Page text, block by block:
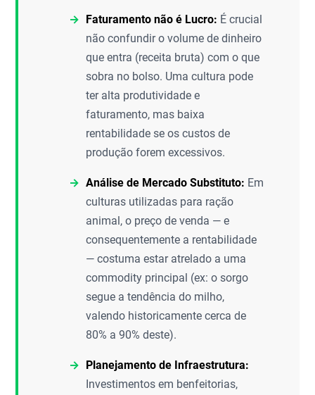
Faturamento não é Lucro: É crucial
não confundir o volume de dinheiro
que entra (receita bruta) com o que
sobra no bolso. Uma cultura pode
ter alta produtividade e
faturamento, mas baixa
rentabilidade se os custos de
produção forem excessivos.
Análise de Mercado Substituto: Em
culturas utilizadas para ração
animal, o preço de venda — e
consequentemente a rentabilidade
— costuma estar atrelado a uma
commodity principal (ex: o sorgo
segue a tendência do milho,
valendo historicamente cerca de
80% a 90% deste).
Planejamento de Infraestrutura:
Investimentos em benfeitorias,